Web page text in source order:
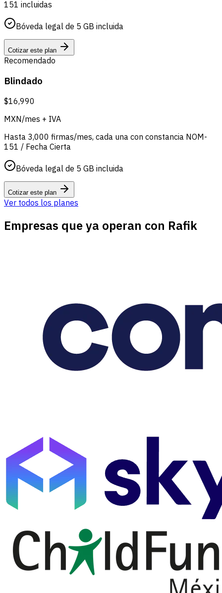
151 incluidas
Bóveda legal de 5 GB incluida
Cotizar este plan
Recomendado
Blindado
$16,990
MXN/mes + IVA
Hasta 3,000 firmas/mes, cada una con constancia NOM-
151 / Fecha Cierta
Bóveda legal de 5 GB incluida
Cotizar este plan
Ver todos los planes
Empresas que ya operan con Rafik